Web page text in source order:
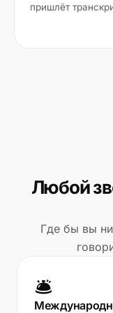
пришлёт
Любой
Где бы вы
🛎️